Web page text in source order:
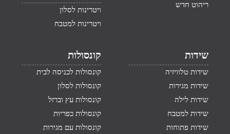
ריהוט חדש
ויטרינות לסלון
ויטרינות למטבח
שידות
שידות טלוויזיה
שידות מגירות
שידות לילה
שידות למטבח
שידות פתוחות
קונסולות
קונסולות לכניסה לבית
קונסולות לסלון
קונסולות עץ וברזל
קונסולות כפריות
קונסולות עם מגירות